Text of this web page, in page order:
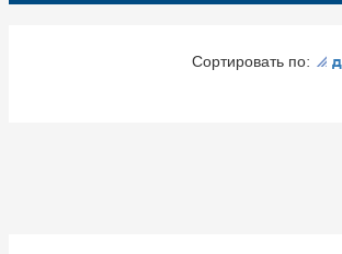
Сортировать по: